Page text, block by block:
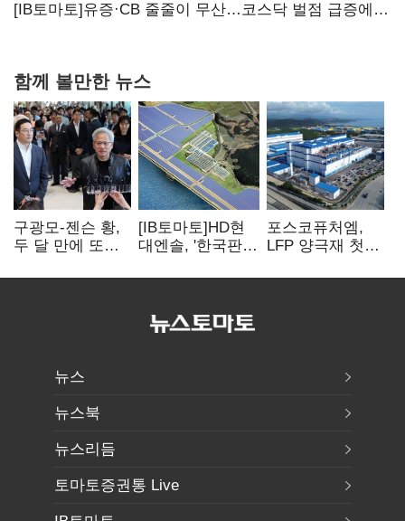
20년만에 '비상재정' 선언 승부수
[IB토마토]유증·CB 줄줄이 무산…코스닥 벌점 급증에
함께 볼만한 뉴스
구광모-젠슨 황,
두 달 만에 또
등 논의
[IB토마토]HD현
대엔솔, '한국판
세액공제 선택이
포스코퓨처엠,
LFP 양극재 첫
ESS 시장 공략
뉴스
뉴스북
뉴스리듬
토마토증권통 Live